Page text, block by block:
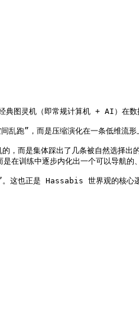
灵机（即常规计算机 + AI）
，而是压缩演化在一条低维
而是集体踩出了几条被自然选
练中逐步内化出一个可以导
也正是 Hassabis 世界观的核心